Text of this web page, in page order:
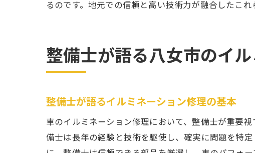
糸島
経験
信頼でき
糸島
安心
るのです。地元での信頼と高い技術力が融合したこ
整備士が語る八女市のイ
整備士が語るイルミネーション修理の基本
車のイルミネーション修理において、整備士が重要
備士は長年の経験と技術を駆使し、確実に問題を特